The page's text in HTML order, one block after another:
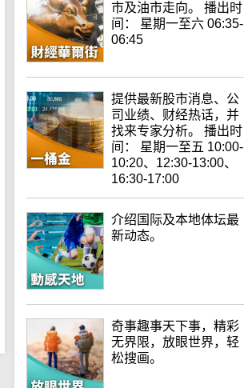
市及油市走向。 播出时
间： 星期一至六 06:35-
06:45
提供最新股市消息、公
司业绩、财经热话，并
找来专家分析。 播出时
间： 星期一至五 10:00-
10:20、12:30-13:00、
16:30-17:00
介绍国际及本地体坛最
新动态。
奇事趣事天下事，精彩
无界限，放眼世界，轻
松搜画。